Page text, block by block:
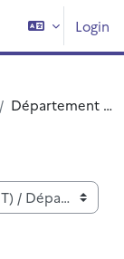
Login
Département Physique